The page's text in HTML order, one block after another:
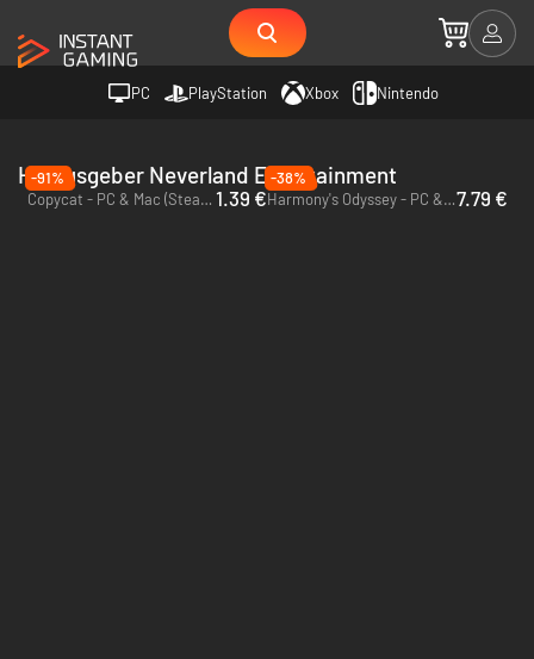
PC PlayStation Xbox Nintendo
Herausgeber Neverland Entertainment
-91%
Copycat - PC & Mac (Steam) 1.39 €
-38%
Harmony's Odyssey - PC & Mac (Steam)7.79 €